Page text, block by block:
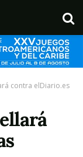
contra elDiario.es